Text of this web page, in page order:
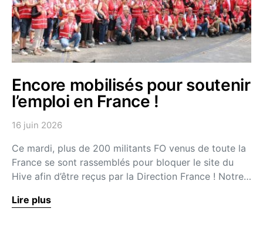
Encore mobilisés pour soutenir
l’emploi en France !
16 juin 2026
Ce mardi, plus de 200 militants FO venus de toute la
France se sont rassemblés pour bloquer le site du
Hive afin d’être reçus par la Direction France ! Notre…
Lire plus